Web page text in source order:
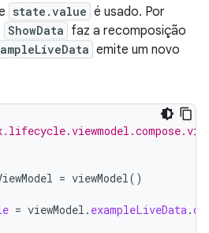
state.value é usado. Por
ShowData faz a recomposição
emite um novo
= viewModel()
= viewModel . exampleLiveData.